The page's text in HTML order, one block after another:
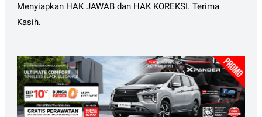
Menyiapkan HAK JAWAB dan HAK KOREKSI. Terima
Kasih.